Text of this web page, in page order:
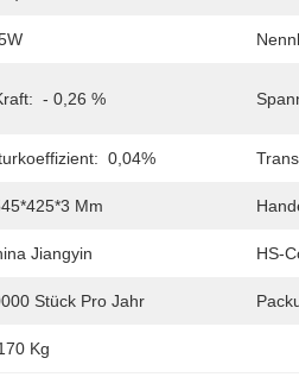
- 0,26 %
0,04%
Mm
Jiangyin HS-
Stück Pro Jahr
Kg